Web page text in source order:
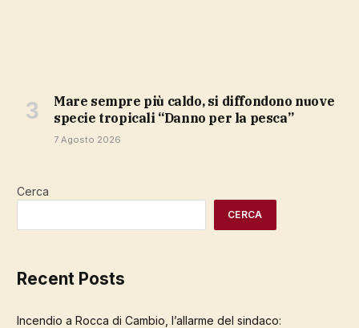
Mare sempre più caldo, si diffondono nuove
specie tropicali “Danno per la pesca”
7 Agosto 2026
Cerca
CERCA
Recent Posts
Incendio a Rocca di Cambio, l’allarme del sindaco: